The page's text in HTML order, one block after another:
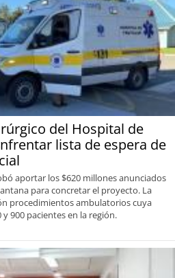
del Hospital de
lista de espera de
aportar los $620 millones anunciados
para concretar el proyecto. La
procedimientos ambulatorios cuya
900 pacientes en la región.